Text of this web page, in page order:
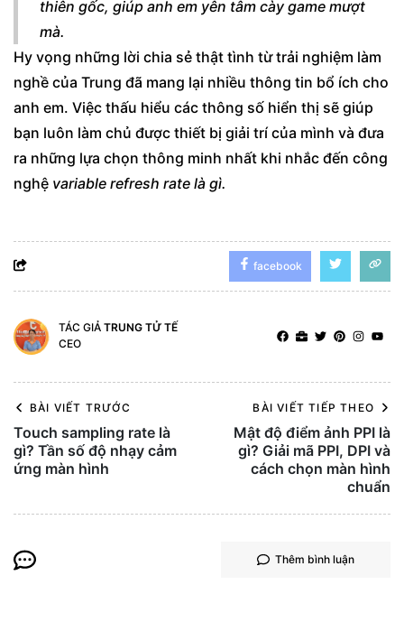
thiên gốc, giúp anh em yên tâm cày game mượt
mà.
Hy vọng những lời chia sẻ thật tình từ trải nghiệm làm
nghề của Trung đã mang lại nhiều thông tin bổ ích cho
anh em. Việc thấu hiểu các thông số hiển thị sẽ giúp
bạn luôn làm chủ được thiết bị giải trí của mình và đưa
ra những lựa chọn thông minh nhất khi nhắc đến công
nghệ variable refresh rate là gì.
facebook
TÁC GIẢ TRUNG TỬ TẾ
CEO
BÀI VIẾT TRƯỚC
Touch sampling rate là
gì? Tần số độ nhạy cảm
ứng màn hình
BÀI VIẾT TIẾP THEO
Mật độ điểm ảnh PPI là
gì? Giải mã PPI, DPI và
cách chọn màn hình
chuẩn
Thêm bình luận